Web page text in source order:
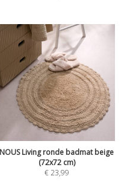
NOUS Living ronde badmat beige
(72x72 cm)
€23,99